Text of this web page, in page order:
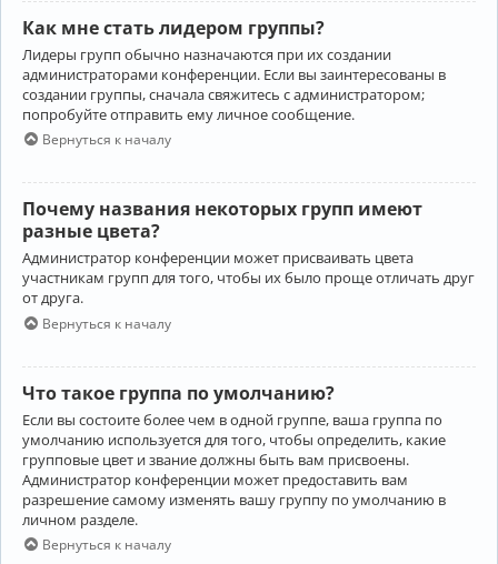
Как мне стать лидером группы?
Лидеры групп обычно назначаются при их создании
администраторами конференции. Если вы заинтересованы в
создании группы, сначала свяжитесь с администратором;
попробуйте отправить ему личное сообщение.
Вернуться к началу
Почему названия некоторых групп имеют
разные цвета?
Администратор конференции может присваивать цвета
участникам групп для того, чтобы их было проще отличать друг
от друга.
Вернуться к началу
Что такое группа по умолчанию?
Если вы состоите более чем в одной группе, ваша группа по
умолчанию используется для того, чтобы определить, какие
групповые цвет и звание должны быть вам присвоены.
Администратор конференции может предоставить вам
разрешение самому изменять вашу группу по умолчанию в
личном разделе.
Вернуться к началу